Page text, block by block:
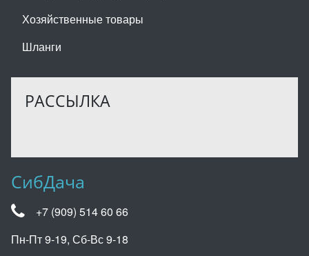
Хозяйственные товары
Шланги
РАССЫЛКА
СибДача
+7 (909) 514 60 66
Пн-Пт 9-19, Сб-Вс 9-18